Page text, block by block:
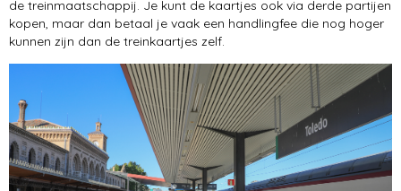
de treinmaatschappij. Je kunt de kaartjes ook via derde partijen
kopen, maar dan betaal je vaak een handlingfee die nog hoger
kunnen zijn dan de treinkaartjes zelf.